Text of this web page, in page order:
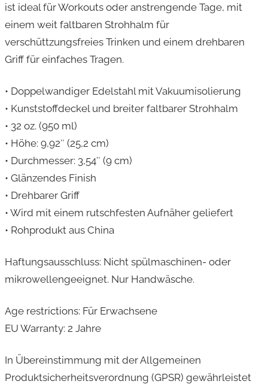
f
l
a
s
m
m
e
n
ist ideal für Workouts oder anstrengende Tage, mit
einem weit faltbaren Strohhalm für
verschüttzungsfreies Trinken und einem drehbaren
Griff für einfaches Tragen.
• Doppelwandiger Edelstahl mit Vakuumisolierung
• Kunststoffdeckel und breiter faltbarer Strohhalm
• 32 oz. (950 ml)
• Höhe: 9,92″ (25,2 cm)
• Durchmesser: 3,54″ (9 cm)
• Glänzendes Finish
• Drehbarer Griff
• Wird mit einem rutschfesten Aufnäher geliefert
• Rohprodukt aus China
Haftungsausschluss: Nicht spülmaschinen- oder
mikrowellengeeignet. Nur Handwäsche.
Age restrictions: Für Erwachsene
EU Warranty: 2 Jahre
In Übereinstimmung mit der Allgemeinen
Produktsicherheitsverordnung (GPSR) gewährleistet